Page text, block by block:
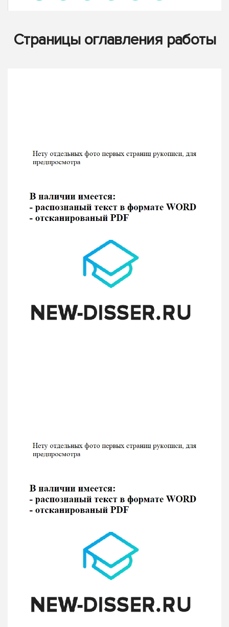
Страницы оглавления работы